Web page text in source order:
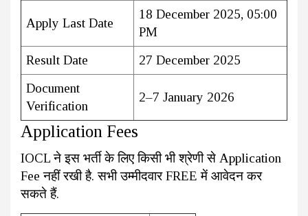
Apply Last Date
18 December 2025, 05:00
PM
Result Date
27 December 2025
Document
Verification
2–7 January 2026
Application Fees
IOCL ने इस भर्ती के लिए किसी भी श्रेणी से Application
Fee नहीं रखी है. सभी उम्मीदवार FREE में आवेदन कर
सकते हैं.